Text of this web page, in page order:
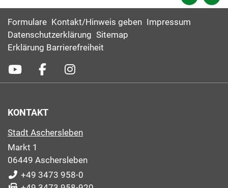
Formulare Kontakt/Hinweis geben Impressum
Datenschutzerklärung Sitemap
Erklärung Barrierefreiheit
KONTAKT
Stadt Aschersleben
Markt 1
06449 Aschersleben
+49 3473 958-0